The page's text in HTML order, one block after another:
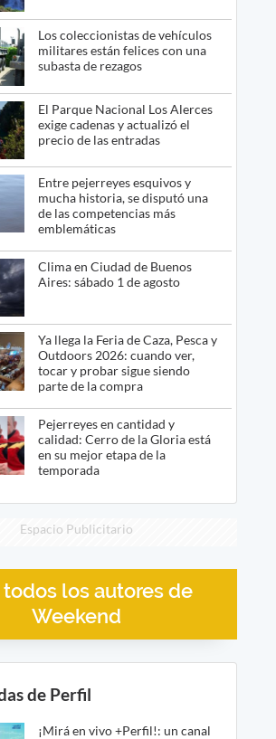
Los coleccionistas de vehículos
militares están felices con una
subasta de rezagos
El Parque Nacional Los Alerces
exige cadenas y actualizó el
precio de las entradas
Entre pejerreyes esquivos y
mucha historia, se disputó una
de las competencias más
emblemáticas
Clima en Ciudad de Buenos
Aires: sábado 1 de agosto
Ya llega la Feria de Caza, Pesca y
Outdoors 2026: cuando ver,
tocar y probar sigue siendo
parte de la compra
Pejerreyes en cantidad y
calidad: Cerro de la Gloria está
en su mejor etapa de la
temporada
Espacio Publicitario
todos los autores de
Weekend
de Perfil
¡Mirá en vivo +Perfil!: un canal